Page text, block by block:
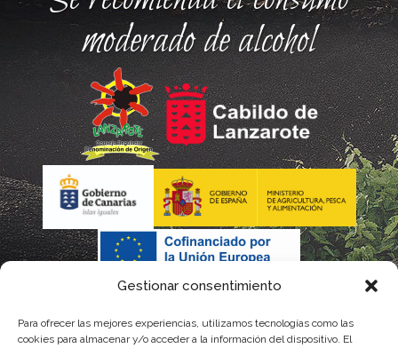
Gestionar consentimiento
Para ofrecer las mejores experiencias, utilizamos tecnologías como las
cookies para almacenar y/o acceder a la información del dispositivo. El
moderado de alcohol